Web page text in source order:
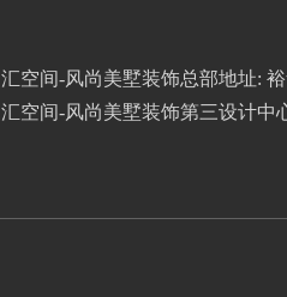
汇空间-风尚美墅装饰总部地址:
汇空间-风尚美墅装饰第三设计中